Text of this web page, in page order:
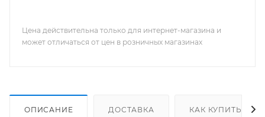
Цена действительна только для интернет-магазина и
может отличаться от цен в розничных магазинах
ОПИСАНИЕ ДОСТАВКА КАК КУПИТЬ